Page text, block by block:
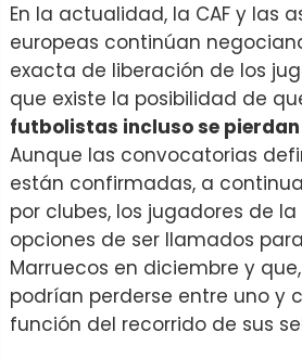
En la actualidad, la CAF y las
europeas continúan
exacta de liberación de los
que existe la posibilidad de
futbolistas incluso se pierdan
Aunque las convocatorias
están confirmadas, a
por clubes, los jugadores de
opciones de ser llamados
Marruecos en diciembre y
podrían perderse entre uno y
función del recorrido de sus